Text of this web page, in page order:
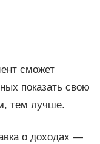
сможет
показать свою
тем лучше.
о доходах —